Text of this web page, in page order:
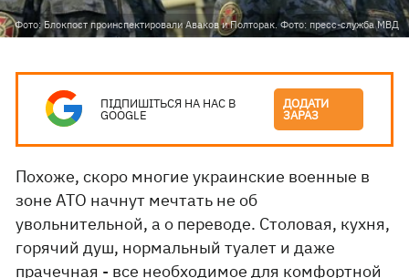
Фото: Блокпост проинспектировали Аваков и Полторак. Фото: пресс-служба МВД
ПІДПИШІТЬСЯ НА НАС В
GOOGLE
ДОДАТИ
ЗАРАЗ
Похоже, скоро многие украинские военные в
зоне АТО начнут мечтать не об
увольнительной, а о переводе. Столовая, кухня,
горячий душ, нормальный туалет и даже
прачечная - все необходимое для комфортной